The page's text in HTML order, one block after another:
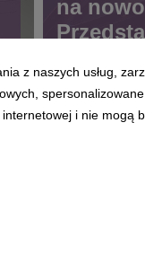
na
Razer
35K I
z naszych usług,
i nie